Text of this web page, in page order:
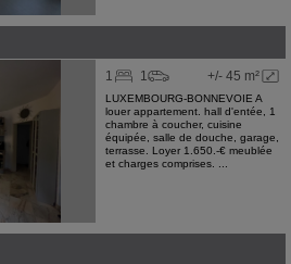
+/- 45 m²
1 1
LUXEMBOURG-BONNEVOIE A
louer appartement. hall d'entée, 1
chambre à coucher, cuisine
équipée, salle de douche, garage,
terrasse. Loyer 1.650.-€ meublée
et charges comprises. ...